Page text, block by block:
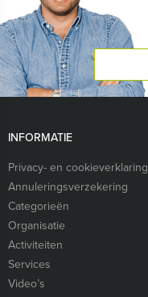
INFORMATIE
Privacy- en cookieverklaring
Annuleringsverzekering
Categorieën
Organisatie
Activiteiten
Services
Video’s